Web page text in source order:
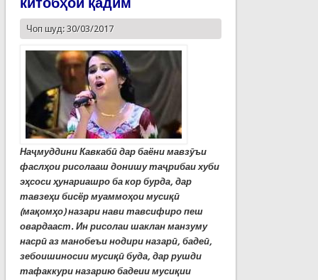
Чоп шуд: 30/03/2017
Наҷмуддини Кавкабӣ дар баёни мавзӯъи
фаслҳои рисолааш донишу таҷрибаи хуби
эҳсоси ҳунариашро ба кор бурда, дар
тавзеҳи бисёр муаммоҳои мусиқӣ
(мақомҳо) назари нави тавсифиро пеш
овардааст. Ин рисолаи шаклан манзуму
насрӣ аз манобеъи нодири назарӣ, бадеӣ,
зебоишиносии мусиқӣ буда, дар рушди
тафаккури назарию бадеии мусиқии